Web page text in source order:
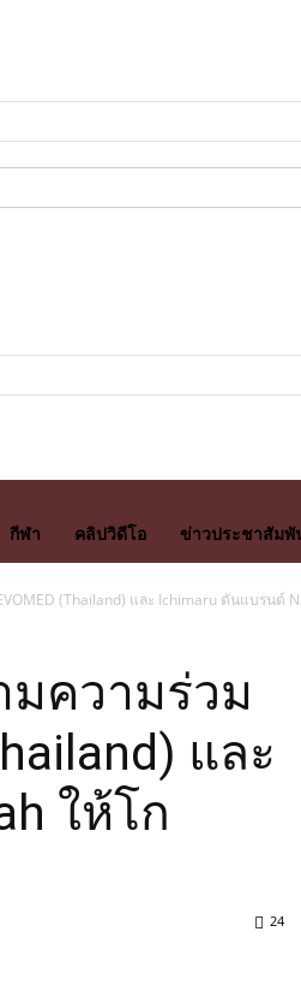
กีฬา คลิปวิดีโอ ข่าวประชาสัมพั
(Thailand) และ Ichimaru ดันแบรนด์
มความร่วม
และ
ให้โก
24